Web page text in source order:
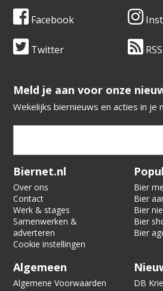
Facebook
Twitter RSS
​​​​​​​Meld je aan voor onze
Wekelijks biernieuws en acties in je
Verification code:
Biernet.nl
Over ons
Contact
Werk & stages
Samenwerken &
adverteren
Cookie instellingen
Bier
Bier
Bier
Bier
Bier
Algemeen
Algemene Voorwaarden
DB